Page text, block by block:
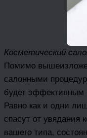
Косметический
Помимо
салонными
будет эффективным
Равно как и одни
спасут от увядания
вашего типа,